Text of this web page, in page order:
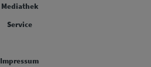
Mediathek
Service
Impressum